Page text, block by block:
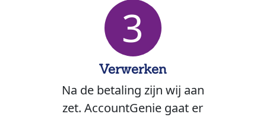
3
Verwerken
Na de betaling zijn wij aan
zet. AccountGenie gaat er